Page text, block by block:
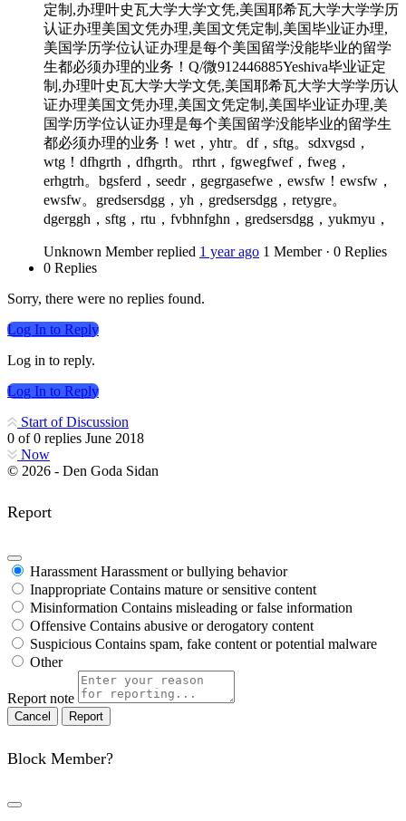
定制,办理叶史瓦大学大学文凭,美国耶希瓦大学大学学历
认证办理美国文凭办理,美国文凭定制,美国毕业证办理,
美国学历学位认证办理是每个美国留学没能毕业的留学
生都必须办理的业务！Q/微912446885Yeshiva毕业证定
制,办理叶史瓦大学大学文凭,美国耶希瓦大学大学学历认
证办理美国文凭办理,美国文凭定制,美国毕业证办理,美
国学历学位认证办理是每个美国留学没能毕业的留学生
都必须办理的业务！wet，yhtr。df，sftg。sdxvgsd，
wtg！dfhgrth，dfhgrth。rthrt，fgwegfwef，fweg，
erhgtrh。bgsferd，seedr，gegrgasefwe，ewsfw！ewsfw，
ewsfw。gredsersdgg，yh，gredsersdgg，retygre。
dgerggh，sftg，rtu，fvbhnfghn，gredsersdgg，yukmyu，
Unknown Member replied 1 year ago 1 Member · 0 Replies
0 Replies
Sorry, there were no replies found.
Log In to Reply
Log in to reply.
Log In to Reply
Start of Discussion
0 of0 replies June 2018
Now
© 2026 - Den Goda Sidan
Report
Harassment Harassment or bullying behavior
Inappropriate Contains mature or sensitive content
Misinformation Contains misleading or false information
Offensive Contains abusive or derogatory content
Suspicious Contains spam, fake content or potential malware
Other
Report note
Report
Block Member?